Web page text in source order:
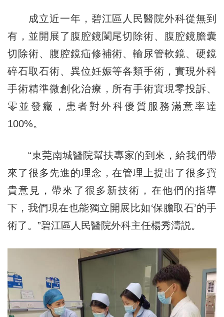
成立近一年，碧江區人民醫院外科從無到
有，並開展了腹腔鏡闌尾切除術、腹腔鏡膽囊
切除術、腹腔鏡疝修補術、輸尿管軟鏡、硬鏡
碎石取石術、異位妊娠等各類手術，實現外科
手術精準微創化治療，所有手術實現零投訴、
零並發癥，患者對外科優質服務滿意率達
100%。
“東莞南城醫院幫扶專家的到來，給我們帶
來了很多先進的理念，在管理上提出了很多寶
貴意見，帶來了很多新技術，在他們的指導
下，我們現在也能獨立開展比如‘保膽取石’的手
術了。”碧江區人民醫院外科主任楊秀濤説。